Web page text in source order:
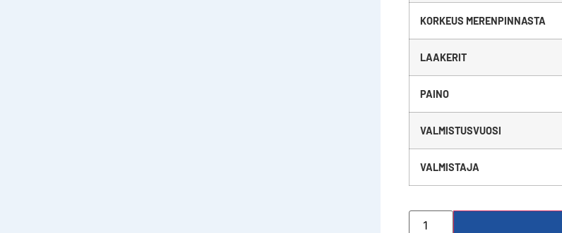
KORKEUS MERENPINNASTA
LAAKERIT
PAINO
VALMISTUSVUOSI
VALMISTAJA